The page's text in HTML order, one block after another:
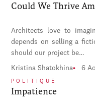
Could We Thrive
Architects love to
depends on selling a
should our project be…
Kristina Shatokhina 6
POLITIQUE
Impatience